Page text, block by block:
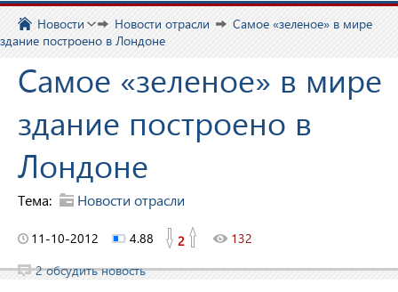
Новости Новости отрасли
Самое «зеленое» в мире
здание построено в Лондоне
Самое «зеленое» в мире
здание построено в
Лондоне
Тема: Новости отрасли
11-10-2012 4.88 2
132
2 обсудить новость